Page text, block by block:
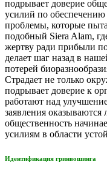
подрывает доверие
усилий по обеспечению
проблемы, которые
подобный Siera Alam,
жертву ради прибыли
делает шаг назад в
потерей
Страдает не только
подрывает доверие к
работают над
заявления
общественность
усилиям в области
Идентификация гринвошинга